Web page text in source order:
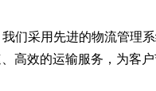
们采用先进的物流管理
高效的运输服务，为客户